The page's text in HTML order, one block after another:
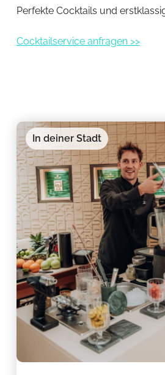
Perfekte Cocktails und
Cocktailservice anfragen >>
In deiner Stadt